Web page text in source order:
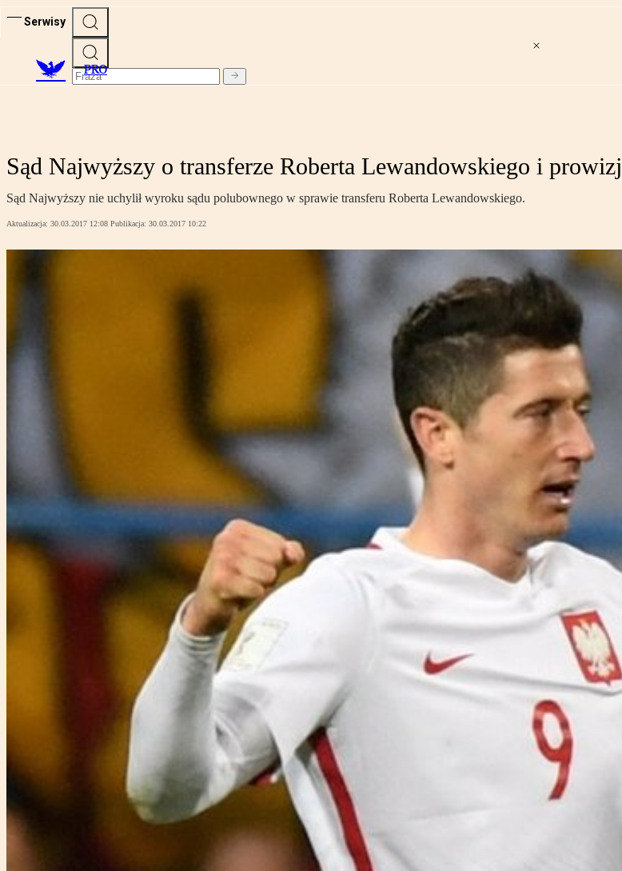
Serwisy
PRO
Sąd Najwyższy o transferze Roberta Lewandowskiego i
Sąd Najwyższy nie uchylił wyroku sądu polubownego w sprawie transferu Roberta Lewandowskiego.
Aktualizacja: 30.03.2017 12:08 Publikacja: 30.03.2017 10:22